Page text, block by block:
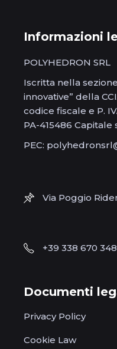
Informazioni
POLYHEDRON SRL
Iscritta nella
innovative” della
codice fiscale e P.
PA-415486 Capitale
PEC:
Via Poggio
+39 338 670
Documenti
Privacy Policy
Cookie Law